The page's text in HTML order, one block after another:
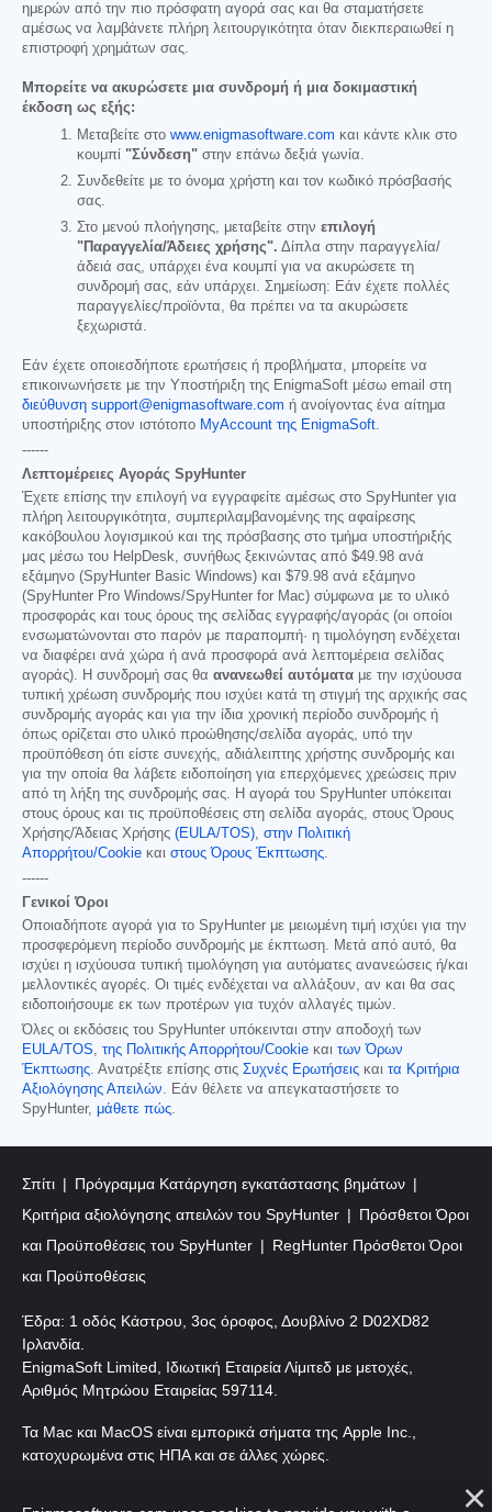
ημερών από την πιο πρόσφατη αγορά σας και θα σταματήσετε
αμέσως να λαμβάνετε πλήρη λειτουργικότητα όταν διεκπεραιωθεί η
επιστροφή χρημάτων σας.
Μπορείτε να ακυρώσετε μια συνδρομή ή μια δοκιμαστική
έκδοση ως εξής:
Μεταβείτε στο www.enigmasoftware.com και κάντε κλικ στο
κουμπί "Σύνδεση" στην επάνω δεξιά γωνία.
Συνδεθείτε με το όνομα χρήστη και τον κωδικό πρόσβασής
σας.
Στο μενού πλοήγησης, μεταβείτε στην επιλογή
"Παραγγελία/Άδειες χρήσης". Δίπλα στην παραγγελία/
άδειά σας, υπάρχει ένα κουμπί για να ακυρώσετε τη
συνδρομή σας, εάν υπάρχει. Σημείωση: Εάν έχετε πολλές
παραγγελίες/προϊόντα, θα πρέπει να τα ακυρώσετε
ξεχωριστά.
Εάν έχετε οποιεσδήποτε ερωτήσεις ή προβλήματα, μπορείτε να
επικοινωνήσετε με την Υποστήριξη της EnigmaSoft μέσω email στη
διεύθυνση support@enigmasoftware.com ή ανοίγοντας ένα αίτημα
υποστήριξης στον ιστότοπο MyAccount της EnigmaSoft.
------
Λεπτομέρειες Αγοράς SpyHunter
Έχετε επίσης την επιλογή να εγγραφείτε αμέσως στο SpyHunter για
πλήρη λειτουργικότητα, συμπεριλαμβανομένης της αφαίρεσης
κακόβουλου λογισμικού και της πρόσβασης στο τμήμα υποστήριξής
μας μέσω του HelpDesk, συνήθως ξεκινώντας από $49.98 ανά
εξάμηνο (SpyHunter Basic Windows) και $79.98 ανά εξάμηνο
(SpyHunter Pro Windows/SpyHunter for Mac) σύμφωνα με το υλικό
προσφοράς και τους όρους της σελίδας εγγραφής/αγοράς (οι οποίοι
ενσωματώνονται στο παρόν με παραπομπή· η τιμολόγηση ενδέχεται
να διαφέρει ανά χώρα ή ανά προσφορά ανά λεπτομέρεια σελίδας
αγοράς). Η συνδρομή σας θα ανανεωθεί αυτόματα με την ισχύουσα
τυπική χρέωση συνδρομής που ισχύει κατά τη στιγμή της αρχικής σας
συνδρομής αγοράς και για την ίδια χρονική περίοδο συνδρομής ή
όπως ορίζεται στο υλικό προώθησης/σελίδα αγοράς, υπό την
προϋπόθεση ότι είστε συνεχής, αδιάλειπτης χρήστης συνδρομής και
για την οποία θα λάβετε ειδοποίηση για επερχόμενες χρεώσεις πριν
από τη λήξη της συνδρομής σας. Η αγορά του SpyHunter υπόκειται
στους όρους και τις προϋποθέσεις στη σελίδα αγοράς, στους Όρους
Χρήσης/Άδειας Χρήσης (EULA/TOS), στην Πολιτική
Απορρήτου/Cookie και στους Όρους Έκπτωσης.
------
Γενικοί Όροι
Οποιαδήποτε αγορά για το SpyHunter με μειωμένη τιμή ισχύει για την
προσφερόμενη περίοδο συνδρομής με έκπτωση. Μετά από αυτό, θα
ισχύει η ισχύουσα τυπική τιμολόγηση για αυτόματες ανανεώσεις ή/και
μελλοντικές αγορές. Οι τιμές ενδέχεται να αλλάξουν, αν και θα σας
ειδοποιήσουμε εκ των προτέρων για τυχόν αλλαγές τιμών.
Όλες οι εκδόσεις του SpyHunter υπόκεινται στην αποδοχή των
EULA/TOS, της Πολιτικής Απορρήτου/Cookie και των Όρων
Έκπτωσης. Ανατρέξτε επίσης στις Συχνές Ερωτήσεις και τα Κριτήρια
Αξιολόγησης Απειλών. Εάν θέλετε να απεγκαταστήσετε το
SpyHunter, μάθετε πώς.
Σπίτι
Πρόγραμμα Κατάργηση εγκατάστασης βημάτων
Κριτήρια αξιολόγησης απειλών του SpyHunter
Πρόσθετοι Όροι
και Προϋποθέσεις του SpyHunter
RegHunter Πρόσθετοι Όροι
και Προϋποθέσεις
Έδρα: 1 οδός Κάστρου, 3ος όροφος, Δουβλίνο 2 D02XD82
Ιρλανδία.
EnigmaSoft Limited, Ιδιωτική Εταιρεία Λίμιτεδ με μετοχές,
Αριθμός Μητρώου Εταιρείας 597114.
Τα Mac και MacOS είναι εμπορικά σήματα της Apple Inc.,
κατοχυρωμένα στις ΗΠΑ και σε άλλες χώρες.